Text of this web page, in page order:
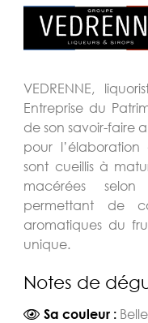
VEDRENNE,
Entreprise du
de son savoir-faire
pour
sont cueillis à
macérées
permettant de
aromatiques du
unique.
Notes de
Sa couleur :